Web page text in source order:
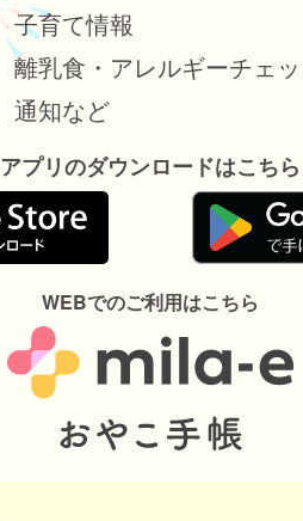
子育て情報
離乳食・アレルギーチェ
通知など
アプリのダウンロードはこちら
WEBでのご利用はこちら